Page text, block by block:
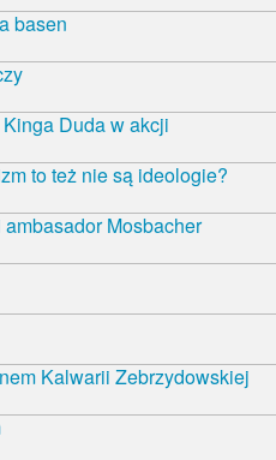
basen
Duda w akcji
to też nie są ideologie?
Mosbacher
Kalwarii Zebrzydowskiej